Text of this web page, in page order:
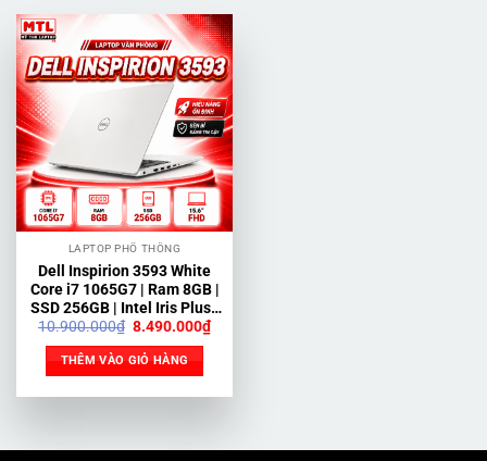
LAPTOP PHỔ THÔNG
Dell Inspirion 3593 White
Core i7 1065G7 | Ram 8GB |
SSD 256GB | Intel Iris Plus |
15.6 FHD
10.900.000₫ Giá
là:
10.900.000₫.
8.490.000₫Giá
hiện
THÊM VÀO GIỎ HÀNG